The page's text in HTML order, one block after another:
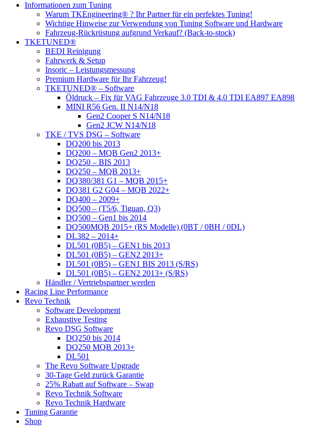
Informationen zum Tuning
Warum TKEngineering® ? Ihr Partner für ein perfektes Tuning!
Wichtige Hinweise zur Verwendung von Tuning Software und Hardware
Fahrzeug-Rückrüstung aufgrund Verkauf? (Back-to-stock)
TKETUNED®
BEDI Reinigung
Fahrwerk & Setup
Insoric – Leistungsmessung
Premium Hardware für Ihr Fahrzeug!
TKETUNED® – Software
Öldruck – Fix für VAG Fahrzeuge 3.0 TDI & 4.0 TDI EA897 EA898
MINI R56 Gen. II N14/N18
Gen2 Cooper S N14/N18
Gen2 JCW N14/N18
TKE / TVS DSG – Software
DQ200 bis 2013
DQ200 – MQB Gen2 2013+
DQ250 – BIS 2013
DQ250 – MQB 2013+
DQ380/381 G1 – MQB 2015+
DQ381 G2 G04 – MQB 2022+
DQ400 – 2009+
DQ500 – (T5/6, Tiguan, Q3)
DQ500 – Gen1 bis 2014
DQ500MQB 2015+ (RS Modelle) (0BT / 0BH / 0DL)
DL382 – 2014+
DL501 (0B5) – GEN1 bis 2013
DL501 (0B5) – GEN2 2013+
DL501 (0B5) – GEN1 BIS 2013 (S/RS)
DL501 (0B5) – GEN2 2013+ (S/RS)
Händler / Vertriebspartner werden
Racing Line Performance
Revo Technik
Software Development
Exhaustive Testing
Revo DSG Software
DQ250 bis 2014
DQ250 MQB 2013+
DL501
The Revo Software Upgrade
30-Tage Geld zurück Garantie
25% Rabatt auf Software – Swap
Revo Technik Software
Revo Technik Hardware
Tuning Garantie
Shop